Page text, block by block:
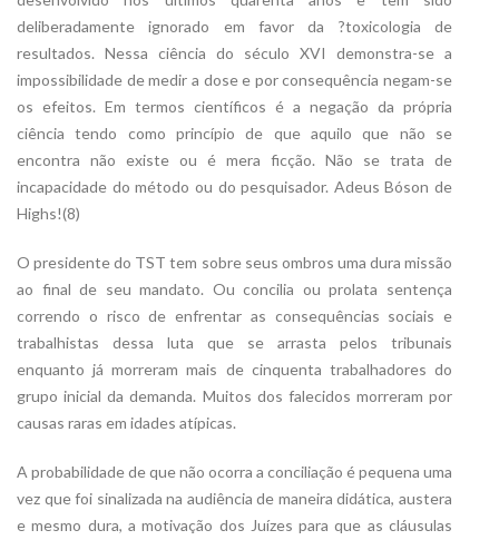
deliberadamente ignorado em favor da ?toxicologia de
resultados. Nessa ciência do século XVI demonstra-se a
impossibilidade de medir a dose e por consequência negam-se
os efeitos. Em termos científicos é a negação da própria
ciência tendo como princípio de que aquilo que não se
encontra não existe ou é mera ficção. Não se trata de
incapacidade do método ou do pesquisador. Adeus Bóson de
Highs!(8)
O presidente do TST tem sobre seus ombros uma dura missão
ao final de seu mandato. Ou concilia ou prolata sentença
correndo o risco de enfrentar as consequências sociais e
trabalhistas dessa luta que se arrasta pelos tribunais
enquanto já morreram mais de cinquenta trabalhadores do
grupo inicial da demanda. Muitos dos falecidos morreram por
causas raras em idades atípicas.
A probabilidade de que não ocorra a conciliação é pequena uma
vez que foi sinalizada na audiência de maneira didática, austera
e mesmo dura, a motivação dos Juízes para que as cláusulas